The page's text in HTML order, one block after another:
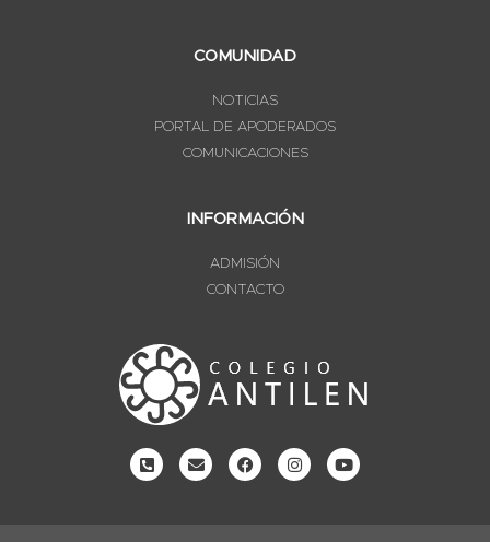
COMUNIDAD
NOTICIAS
PORTAL DE APODERADOS
COMUNICACIONES
INFORMACIÓN
ADMISIÓN
CONTACTO